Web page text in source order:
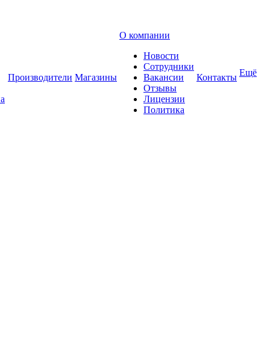
Производители Магазины
О компании
Новости
Сотрудники
Вакансии
Отзывы
Лицензии
Политика
Контакты Ещё